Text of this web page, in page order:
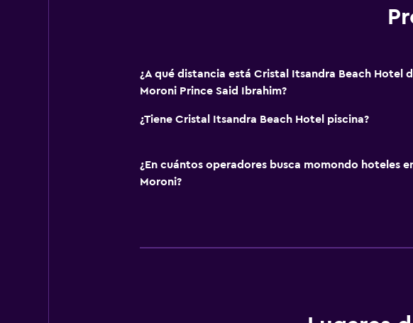
¿A qué distancia está Cristal Itsandra Beach Hotel
Moroni Prince Said Ibrahim?
¿Tiene Cristal Itsandra Beach Hotel piscina?
¿En cuántos operadores busca momondo hoteles
Moroni?